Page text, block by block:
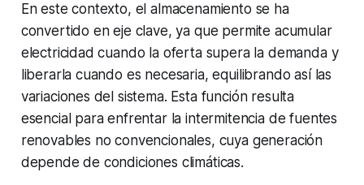
En este contexto, el almacenamiento se ha
convertido en eje clave, ya que permite acumular
electricidad cuando la oferta supera la demanda y
liberarla cuando es necesaria, equilibrando así las
variaciones del sistema. Esta función resulta
esencial para enfrentar la intermitencia de fuentes
renovables no convencionales, cuya generación
depende de condiciones climáticas.